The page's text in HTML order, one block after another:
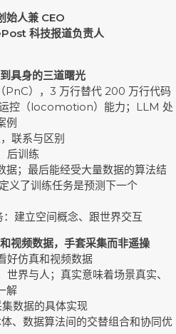
始人兼 CEO
科技报道负责人
具身的三道曙光
PnC），3 万行替代 200 万行代码
运控（locomotion）能力；LLM 处
例
联系与区别
后训练
；最后能经受大量数据的算法结
义了训练任务是预测下一个
建立空间概念、跟世界交互
视频数据，手套采集而非遥操
好仿真和视频数据
界与人；真实意味着场景真实、
解
数据的具体实现
、数据算法间的交替组合和协同优